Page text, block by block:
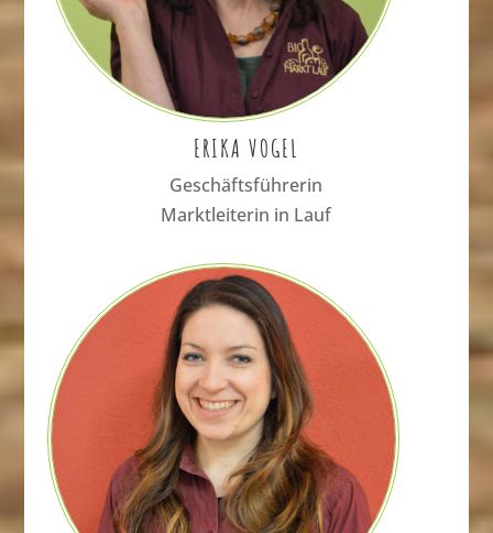
ERIKA VOGEL
Geschäftsführerin
Marktleiterin in Lauf